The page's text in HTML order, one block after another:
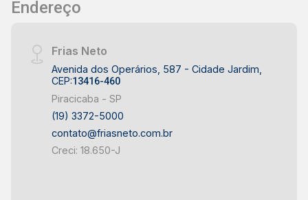
squash. Agende sua visita!
Endereço
Frias Neto
Avenida dos Operários, 587 - Cidade Jardim,
CEP:13416-460
Piracicaba - SP
(19) 3372-5000
contato@friasneto.com.br
Creci: 18.650-J